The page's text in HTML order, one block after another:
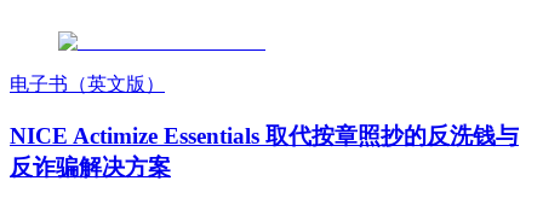
电子书（英文版）
NICE Actimize Essentials 取代按章照抄的反洗钱与
反诈骗解决方案